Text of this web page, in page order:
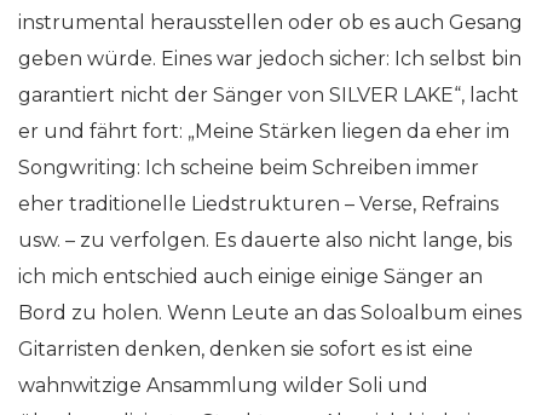
instrumental herausstellen oder ob es auch Gesang
geben würde. Eines war jedoch sicher: Ich selbst bin
garantiert nicht der Sänger von SILVER LAKE“, lacht
er und fährt fort: „Meine Stärken liegen da eher im
Songwriting: Ich scheine beim Schreiben immer
eher traditionelle Liedstrukturen – Verse, Refrains
usw. – zu verfolgen. Es dauerte also nicht lange, bis
ich mich entschied auch einige einige Sänger an
Bord zu holen. Wenn Leute an das Soloalbum eines
Gitarristen denken, denken sie sofort es ist eine
wahnwitzige Ansammlung wilder Soli und